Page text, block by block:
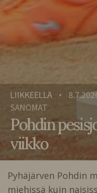
LIIKKEELLÄ •
SANOMAT
Pohdin
viikko
Pyhäjärven Pohdin
miehissä kuin